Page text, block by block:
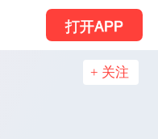
打开APP
+ 关注